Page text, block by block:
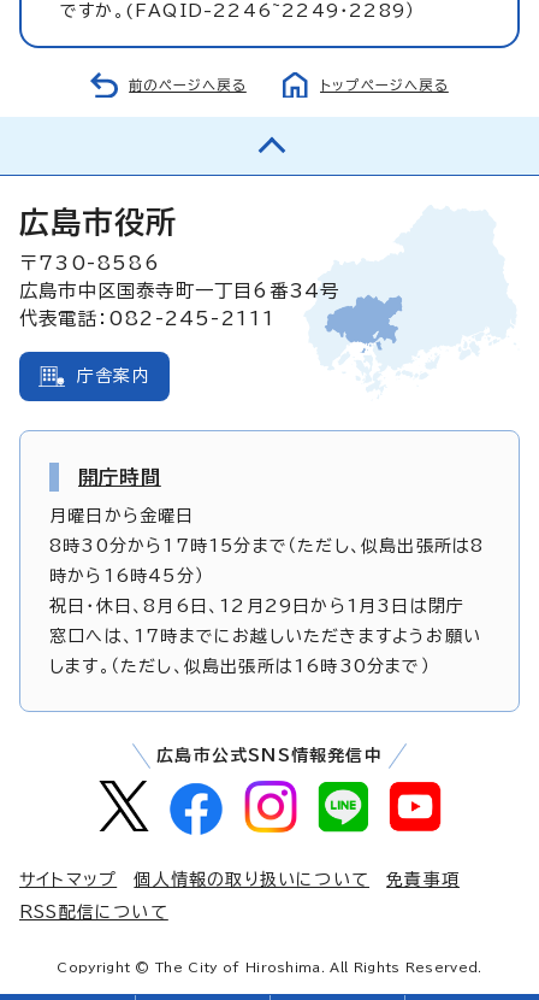
ですか。(FAQID-2246~2249・2289）
前のページへ戻る トップページへ戻る
広島市役所
〒730-8586
広島市中区国泰寺町一丁目6番34号
代表電話：082-245-2111
庁舎案内
開庁時間
月曜日から金曜日
8時30分から17時15分まで（ただし、似島出張所は8
時から16時45分）
祝日・休日、8月6日、12月29日から1月3日は閉庁
窓口へは、17時までにお越しいただきますようお願い
します。（ただし、似島出張所は16時30分まで）
広島市公式SNS情報発信中
サイトマップ 個人情報の取り扱いについて
免責事項
RSS配信について
Copyright © The City of Hiroshima. All Rights Reserved.